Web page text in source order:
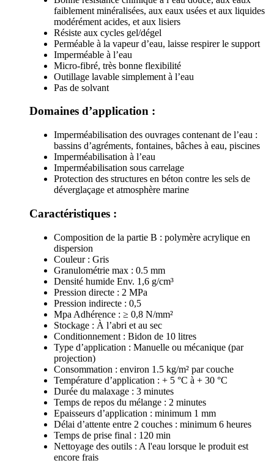
faiblement minéralisées, aux eaux usées et aux liquides
modérément acides, et aux lisiers
Résiste aux cycles gel/dégel
Perméable à la vapeur d’eau, laisse respirer le support
Imperméable à l’eau
Micro-fibré, très bonne flexibilité
Outillage lavable simplement à l’eau
Pas de solvant
Domaines d’application :
Imperméabilisation des ouvrages contenant de l’eau :
bassins d’agréments, fontaines, bâches à eau, piscines
Imperméabilisation à l’eau
Imperméabilisation sous carrelage
Protection des structures en béton contre les sels de
déverglaçage et atmosphère marine
Caractéristiques :
Composition de la partie B : polymère acrylique en
dispersion
Couleur : Gris
Granulométrie max : 0.5 mm
Densité humide Env. 1,6 g/cm³
Pression directe : 2 MPa
Pression indirecte : 0,5
Mpa Adhérence : ≥ 0,8 N/mm²
Stockage : À l’abri et au sec
Conditionnement : Bidon de 10 litres
Type d’application : Manuelle ou mécanique (par
projection)
Consommation : environ 1.5 kg/m² par couche
Température d’application : + 5 °C à + 30 °C
Durée du malaxage : 3 minutes
Temps de repos du mélange : 2 minutes
Epaisseurs d’application : minimum 1 mm
Délai d’attente entre 2 couches : minimum 6 heures
Temps de prise final : 120 min
Nettoyage des outils : A l'eau lorsque le produit est
encore frais